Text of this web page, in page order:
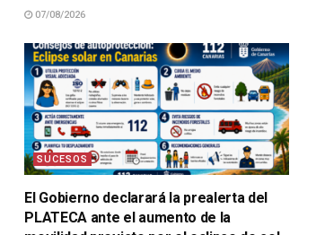
07/08/2026
SUCESOS
El Gobierno declarará la prealerta del
PLATECA ante el aumento de la